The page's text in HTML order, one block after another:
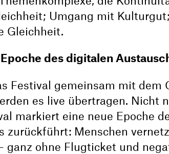
Umgang mit
Gleichheit.
des digitalen
Festival gemeinsam mit dem
es live übertragen. Nicht
markiert eine neue Epoche
zurückführt: Menschen
ganz ohne Flugticket und